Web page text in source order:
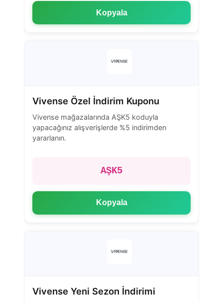
Kopyala
Vivense Özel İndirim Kuponu
Vivense mağazalarında AŞK5 koduyla
yapacağınız alışverişlerde %5 indirimden
yararlanın.
AŞK5
Kopyala
Vivense Yeni Sezon İndirimi